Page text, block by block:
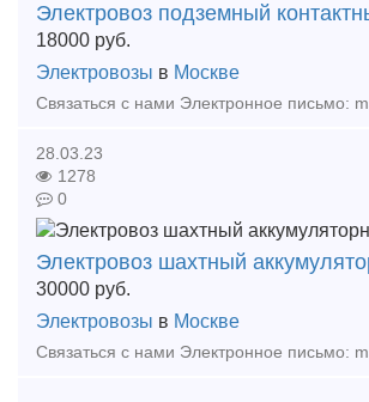
Электровоз подземный
18000 руб.
Электровозы в Москве
28.03.23
1278
0
Электровоз шахтный
30000 руб.
Электровозы в Москве